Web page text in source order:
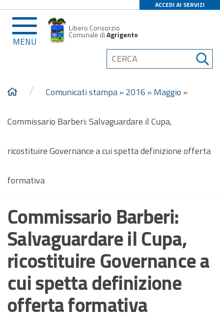
ACCEDI AI SERVIZI
MENU
Libero Consorzio
Comunale diAgrigento
/ Comunicati stampa»2016 »Maggio »
Commissario Barberi: Salvaguardare il Cupa,
ricostituire Governance a cui spetta definizione offerta
formativa
Commissario Barberi:
Salvaguardare il Cupa,
ricostituire Governance a
cui spetta definizione
offerta formativa